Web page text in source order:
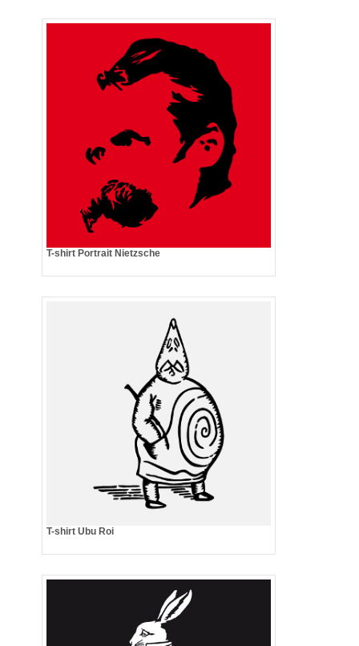
T-shirt Portrait Nietzsche
T-shirt Ubu Roi